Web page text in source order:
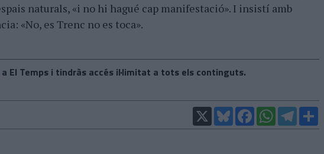
naturals, «i no hi hagué cap manifestació». I insistí amb
«No, es Trenc no es toca».
a El Temps i tindràs accés il·limitat a tots els continguts.
X BlueskyFacebookWhatsAppTelegram